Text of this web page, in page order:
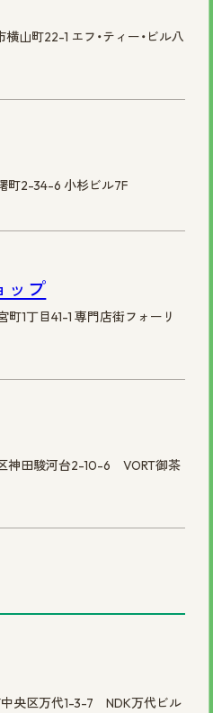
町22-1 エフ・ティー・ビル八
2-34-6 小杉ビル7F
ップ
1丁目41-1 専門店街フォーリ
神田駿河台2-10-6 VORT御茶
央区万代1-3-7 NDK万代ビル